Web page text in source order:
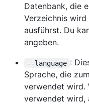
Datenbank, die
Verzeichnis
ausführst. Du
angeben.
--language :
Sprache, die
verwendet wird.
verwendet wird,